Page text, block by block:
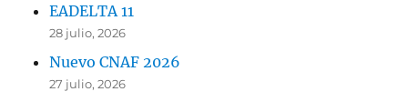
EADELTA 11
28 julio, 2026
Nuevo CNAF 2026
27 julio, 2026